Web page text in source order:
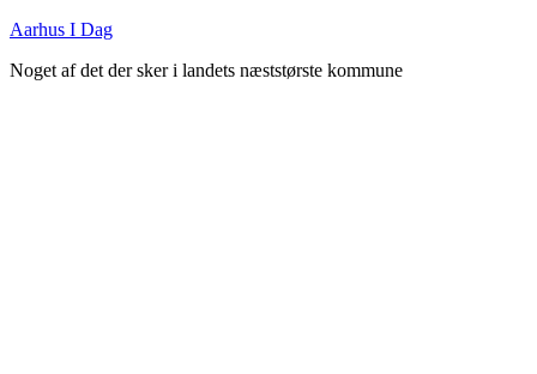
Fortsæt
indhold
Aarhus I Dag
Noget af det der sker i landets næststørste kommune